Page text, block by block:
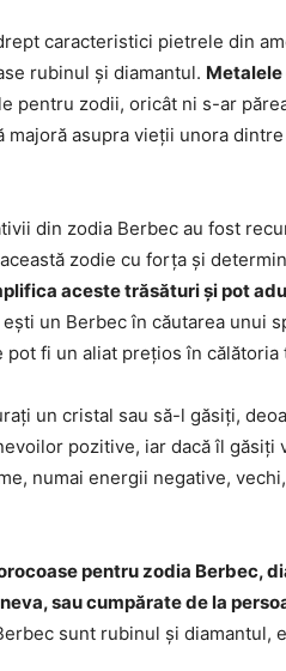
caracteristici pietrele din
rubinul și diamantul.
pentru zodii, oricât ni s-ar
asupra vieții unora
din zodia Berbec au fost
zodie cu forța și
aceste trăsături și pot
un Berbec în căutarea unui
fi un aliat prețios în călătoria
un cristal sau să-l găsiți,
pozitive, iar dacă îl găsiți
numai energii negative,
pentru zodia Berbec,
sau cumpărate de la
sunt rubinul și diamantul,